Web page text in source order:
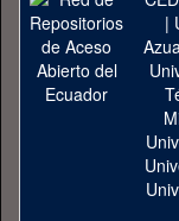
|